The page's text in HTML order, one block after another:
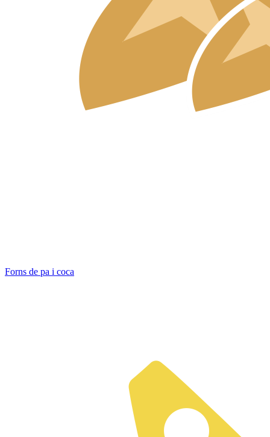
Forns de pa i coca